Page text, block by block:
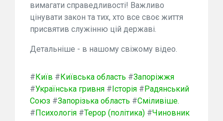
вимагати справедливості! Важливо
цінувати закон та тих, хто все своє життя
присвятив служінню цій державі.
Детальніше - в нашому свіжому відео.
# Київ # Київська область #Запоріжжя
#Українська гривня # Історія # Радянський
Союз #Запорізька область #Сміливіше.
# Психологія #Терор (політика) #Чиновник